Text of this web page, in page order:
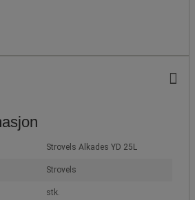
Strovels Alkades YD 25L
Strovels
stk.